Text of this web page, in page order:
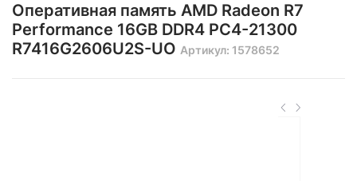
Оперативная память AMD Radeon R7
Performance 16GB DDR4 PC4-21300
R7416G2606U2S-UO Артикул: 1578652